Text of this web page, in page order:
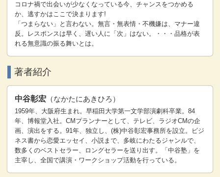
コロナ禍で出会いが少なくなっている今、チャンスをつかめる
か、逃すかはここで決まります!
「つまらない」と言わない。無言・無表情・不機嫌は、マナー違
反。レスポンスは早く、遅い人に「次」はない。・・・品格が表
れる無意識の振る舞いとは。
著者紹介
中谷彰宏 （なかたにあきひろ）
1959年、大阪府生まれ。早稲田大学第一文学部演劇科卒業。84
年、博報堂入社。CMプランナーとして、テレビ、ラジオCMの企
画、演出をする。91年、独立し、(株)中谷彰宏事務所を設立。ビジ
ネス書から恋愛エッセイ、小説まで、多岐にわたるジャンルで、
数多くのベストセラー、ロングセラーを送り出す。「中谷塾」を
主宰し、全国で講演・ワークショップ活動を行っている。